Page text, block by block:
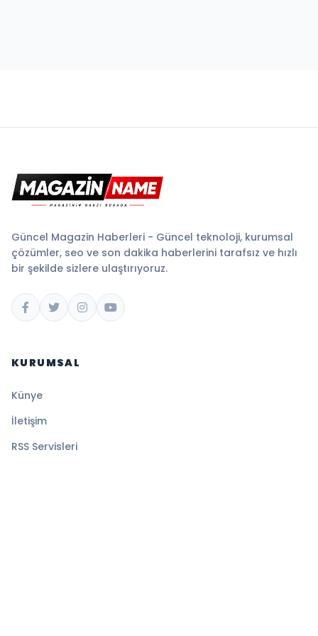
Güncel Magazin Haberleri - Güncel teknoloji, kurumsal
çözümler, seo ve son dakika haberlerini tarafsız ve hızlı
bir şekilde sizlere ulaştırıyoruz.
KURUMSAL
Künye
İletişim
RSS Servisleri